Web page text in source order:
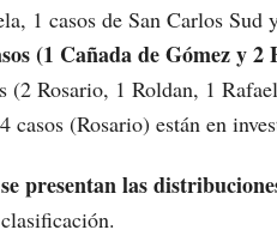
1 casos de San Carlos Sud
(1 Cañada de Gómez y
(2 Rosario, 1 Roldan, 1
casos (Rosario) están en
presentan las